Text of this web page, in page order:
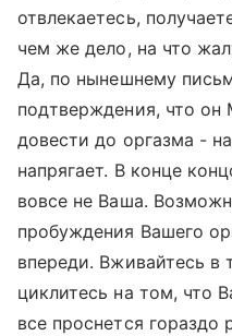
отвлекаетесь,
чем же дело, на что
Да, по нынешнему
подтверждения, что
довести до оргазма -
напрягает. В конце
вовсе не Ваша.
пробуждения Вашего
впереди. Вживайтесь в
циклитесь на том, что
все проснется